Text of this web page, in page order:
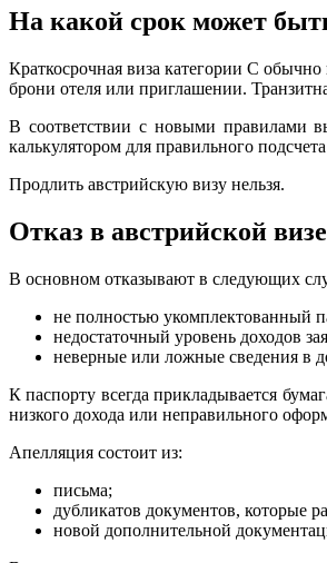
На какой срок может
Краткосрочная виза категории C
брони отеля или приглашении.
В соответствии с новыми правилами
калькулятором для правильного
Продлить австрийскую визу нельзя.
Отказ в австрийской
В основном отказывают в следующих
не полностью укомплектованный
недостаточный уровень доходов
неверные или ложные сведения в
К паспорту всегда прикладывается
низкого дохода или неправильного
Апелляция состоит из:
письма;
дубликатов документов, которые
новой дополнительной